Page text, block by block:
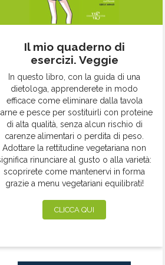
Il mio quaderno di
esercizi. Veggie
In questo libro, con la guida di una
dietologa, apprenderete in modo
efficace come eliminare dalla tavola
e pesce per sostituirli con proteine
di alta qualità, senza alcun rischio di
carenze alimentari o perdita di peso.
Adottare la rettitudine vegetariana non
rinunciare al gusto o alla varietà:
scoprirete come mantenervi in forma
grazie a menu vegetariani equilibrati!
CLICCA QUI